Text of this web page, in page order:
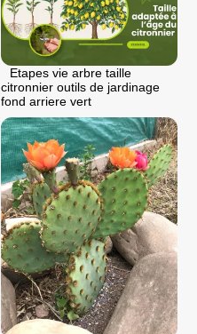
Etapes vie arbre taille
citronnier outils de jardinage
fond arriere vert